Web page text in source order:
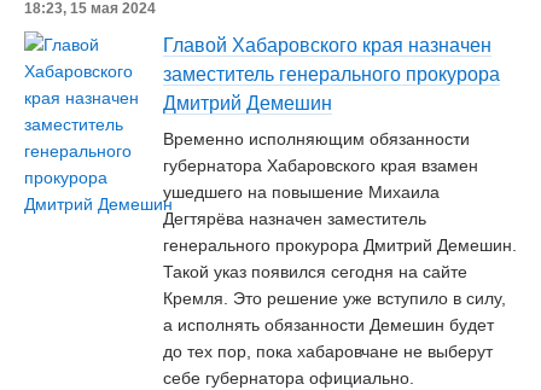
18:23, 15 мая 2024
Главой Хабаровского края назначен
заместитель генерального прокурора
Дмитрий Демешин
Временно исполняющим обязанности
губернатора Хабаровского края взамен
ушедшего на повышение Михаила
Дегтярёва назначен заместитель
генерального прокурора Дмитрий Демешин.
Такой указ появился сегодня на сайте
Кремля. Это решение уже вступило в силу,
а исполнять обязанности Демешин будет
до тех пор, пока хабаровчане не выберут
себе губернатора официально.